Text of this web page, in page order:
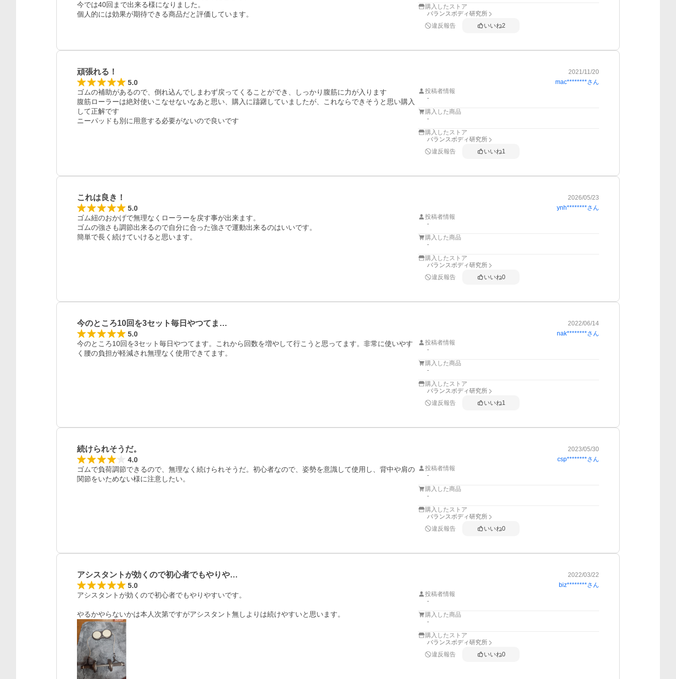
今では40回まで出来る様になりました。
個人的には効果が期待できる商品だと評価しています。
購入したストア
バランスボディ研究所
違反報告
いいね2
頑張れる！ 2021/11/20
5.0 mac********さん
ゴムの補助があるので、倒れ込んでしまわず戻ってくることができ、しっかり腹筋に力が入ります
腹筋ローラーは絶対使いこなせないなあと思い、購入に躊躇していましたが、これならできそうと思い購入
して正解です
ニーパッドも別に用意する必要がないので良いです
投稿者情報
-
購入した商品
-
購入したストア
バランスボディ研究所
違反報告
いいね1
これは良き！ 2026/05/23
5.0 ynh********さん
ゴム紐のおかげで無理なくローラーを戻す事が出来ます。
ゴムの強さも調節出来るので自分に合った強さで運動出来るのはいいです。
簡単で長く続けていけると思います。
投稿者情報
-
購入した商品
-
購入したストア
バランスボディ研究所
違反報告
いいね0
今のところ10回を3セット毎日やつてま… 2022/06/14
5.0 nak********さん
今のところ10回を3セット毎日やつてます。これから回数を増やして行こうと思ってます。非常に使いやす
く腰の負担が軽減され無理なく使用できてます。
投稿者情報
-
購入した商品
-
購入したストア
バランスボディ研究所
違反報告
いいね1
続けられそうだ。 2023/05/30
4.0 csp********さん
ゴムで負荷調節できるので、無理なく続けられそうだ。初心者なので、姿勢を意識して使用し、背中や肩の
関節をいためない様に注意したい。
投稿者情報
-
購入した商品
-
購入したストア
バランスボディ研究所
違反報告
いいね0
アシスタントが効くので初心者でもやりや… 2022/03/22
5.0 biz********さん
アシスタントが効くので初心者でもやりやすいです。
やるかやらないかは本人次第ですがアシスタント無しよりは続けやすいと思います。
投稿者情報
-
購入した商品
-
購入したストア
バランスボディ研究所
違反報告
いいね0